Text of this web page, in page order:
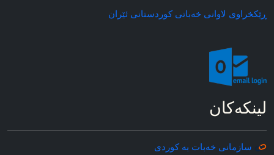
ڕێکخراوی لاوانی خه‌باتی کوردستانی ئێران
لینکه‌کان
سازمانی خه‌بات به کوردی